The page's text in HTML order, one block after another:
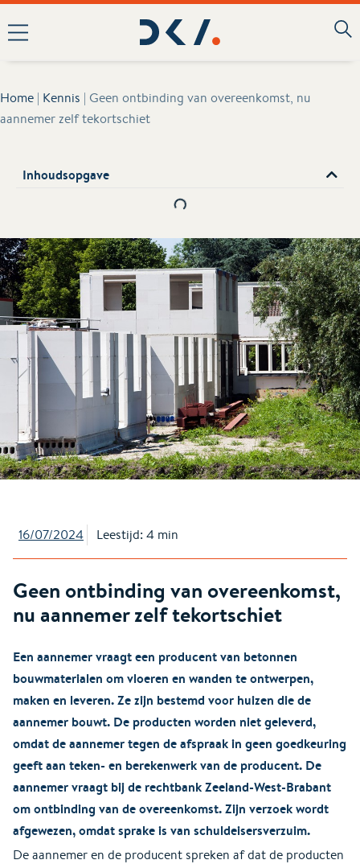
Home | Kennis | Geen ontbinding van overeenkomst, nu
aannemer zelf tekortschiet
Inhoudsopgave
16/07/2024 Leestijd: 4 min
Geen ontbinding van overeenkomst,
nu aannemer zelf tekortschiet
Een aannemer vraagt een producent van betonnen
bouwmaterialen om vloeren en wanden te ontwerpen,
maken en leveren. Ze zijn bestemd voor huizen die de
aannemer bouwt. De producten worden niet geleverd,
omdat de aannemer tegen de afspraak in geen goedkeuring
geeft aan teken- en berekenwerk van de producent. De
aannemer vraagt bij de rechtbank Zeeland-West-Brabant
om ontbinding van de overeenkomst. Zijn verzoek wordt
afgewezen, omdat sprake is van schuldeisersverzuim.
De aannemer en de producent spreken af dat de producten